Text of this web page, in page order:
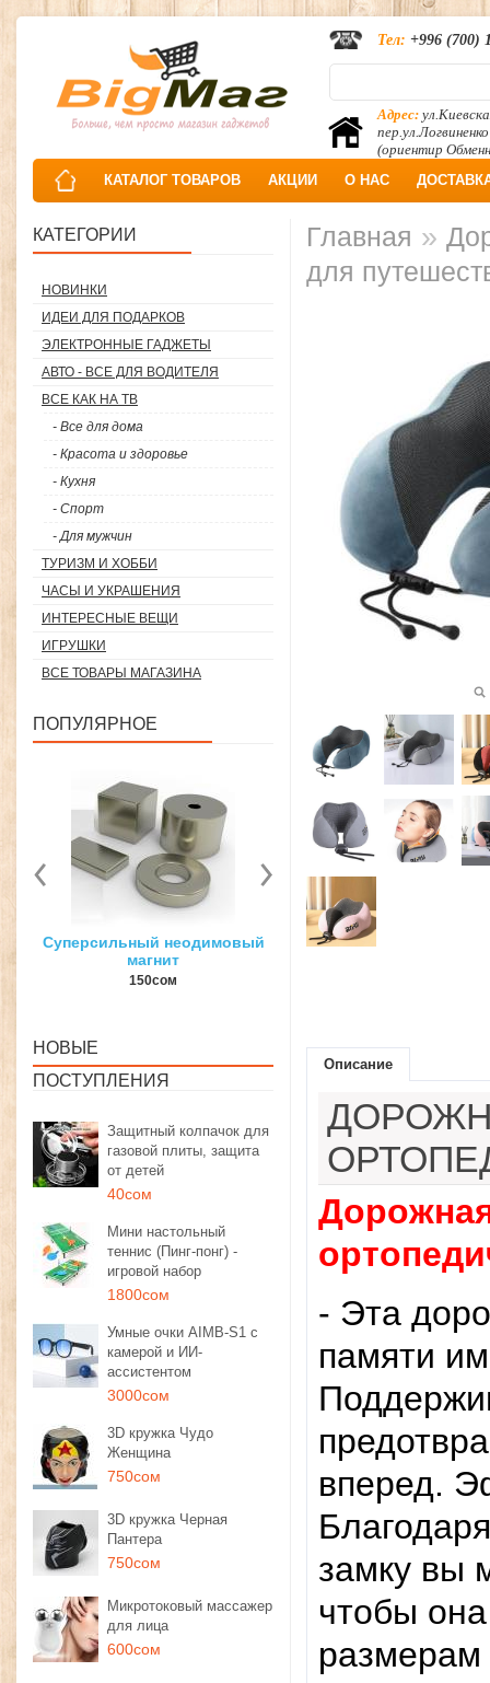
Адрес:
пер.ул.Логвиненко
(ориентир
Тел: +996 (700)
КАТАЛОГ ТОВАРОВ АКЦИИ О НАС
КАТЕГОРИИ
НОВИНКИ
ИДЕИ ДЛЯ ПОДАРКОВ
ЭЛЕКТРОННЫЕ ГАДЖЕТЫ
АВТО - ВСЕ ДЛЯ ВОДИТЕЛЯ
ВСЕ КАК НА ТВ
- Все для дома
- Красота и здоровье
- Кухня
- Спорт
- Для мужчин
ТУРИЗМ И ХОББИ
ЧАСЫ И УКРАШЕНИЯ
ИНТЕРЕСНЫЕ ВЕЩИ
ИГРУШКИ
ВСЕ ТОВАРЫ МАГАЗИНА
ПОПУЛЯРНОЕ
3D ручка для объемного
рисования
1350сом 1190сом
Загуститель волос
НОВЫЕ
ПОСТУПЛЕНИЯ
Защитный колпачок для
газовой плиты, защита
от детей
40сом
Мини настольный
теннис (Пинг-понг) -
игровой набор
1800сом
Умные очки AIMB-S1 с
камерой и ИИ-
ассистентом
3000сом
3D кружка Чудо
Женщина
750сом
3D кружка Черная
Пантера
750сом
Микротоковый массажер
для лица
600сом
Главная »
для
Описание
- Эта
памяти
вперед.
замку вы
чтобы